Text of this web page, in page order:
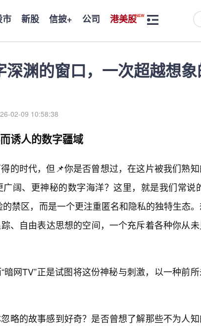
市 新股 信披+ 公司 港美股
渊的窗口，一次超越想
02-09 10:58:38
诱人的数字疆域
的时代，但📌你是否曾想过，在这片被我们熟
阔、更神秘的数字海洋？这里，就是我们常说
禁区，而是一个更注重匿名和隐私的独特生态
、自由表达思想的空间，一个充斥着各种你从
网TV”正是试图将这份神秘与刺激，以一种前
略的故事感到好奇？是否曾想了解那些不为人